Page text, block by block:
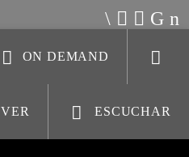
ON DEMAND
ESCUCHAR
VER